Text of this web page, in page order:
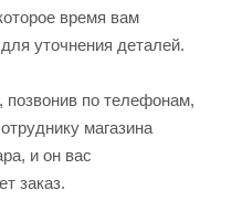
время вам
уточнения деталей.
позвонив по телефонам,
магазина
и он вас
заказ.